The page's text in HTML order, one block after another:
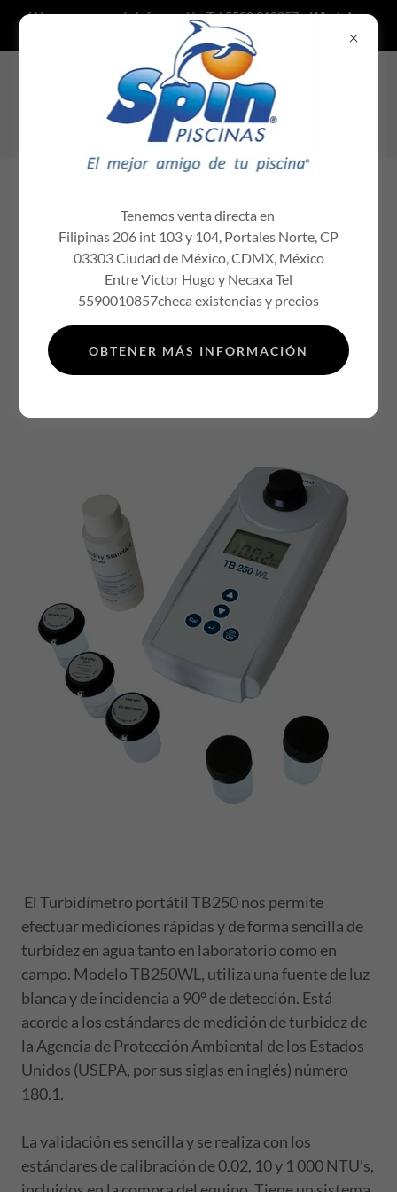
Llámanos para más información Tel 5590 010857 y WhatsApp
5584982682 químicos para al
Cotiza con nosotros distribuidor
autorizado Spin químicos para albercas
químicos para piscinas
TURBIDÍMETRO TB250 WL
El Turbidímetro portátil TB250 nos permite
efectuar mediciones rápidas y de forma sencilla de
turbidez en agua tanto en laboratorio como en
campo. Modelo TB250WL, utiliza una fuente de luz
blanca y de incidencia a 90° de detección. Está
acorde a los estándares de medición de turbidez de
la Agencia de Protección Ambiental de los Estados
Unidos (USEPA, por sus siglas en inglés) número
180.1.
La validación es sencilla y se realiza con los
estándares de calibración de 0.02, 10 y 1 000 NTU’s,
Tenemos venta directa en
Filipinas 206 int 103 y 104, Portales Norte, CP
03303 Ciudad de México, CDMX, México
Entre Victor Hugo y Necaxa Tel
5590010857checa existencias y precios
OBTENER MÁS INFORMACIÓN